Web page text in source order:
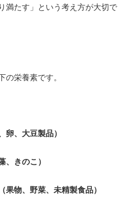
満たす」という考え方が大切で
の栄養素です。
卵、大豆製品）
、きのこ）
果物、野菜、未精製食品）